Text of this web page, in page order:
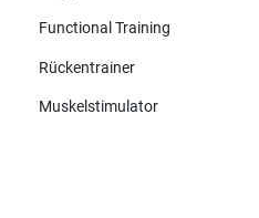
Functional Training
Rückentrainer
Muskelstimulator